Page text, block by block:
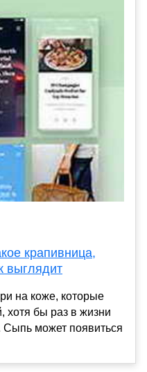
крапивница,
выглядит
на коже, которые
хотя бы раз в жизни
Сыпь может появиться